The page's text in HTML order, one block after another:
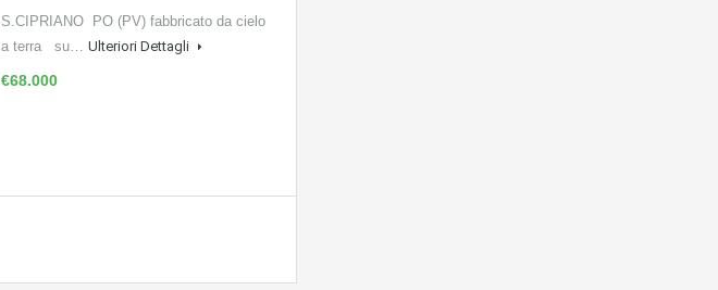
S.CIPRIANO PO (PV) fabbricato da cielo
a terra su… Ulteriori Dettagli
€68.000